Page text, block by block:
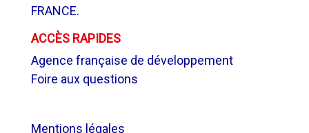
FRANCE.
ACCÈS RAPIDES
Agence française de développement
Foire aux questions
Mentions légales